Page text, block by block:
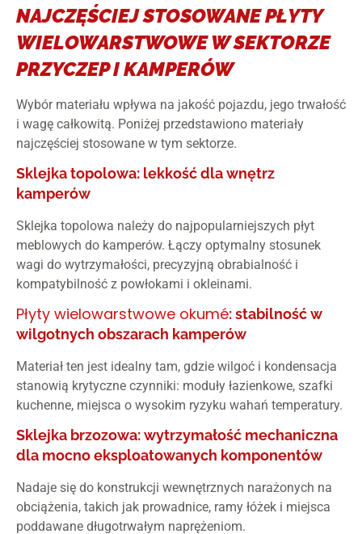
NAJCZĘŚCIEJ STOSOWANE PŁYTY
WIELOWARSTWOWE W SEKTORZE
PRZYCZEP I KAMPERÓW
Wybór materiału wpływa na jakość pojazdu, jego trwałość
i wagę całkowitą. Poniżej przedstawiono materiały
najczęściej stosowane w tym sektorze.
Sklejka topolowa: lekkość dla wnętrz
kamperów
Sklejka topolowa należy do najpopularniejszych płyt
meblowych do kamperów. Łączy optymalny stosunek
wagi do wytrzymałości, precyzyjną obrabialność i
kompatybilność z powłokami i okleinami.
Płyty wielowarstwowe okumé: stabilność w
wilgotnych obszarach kamperów
Materiał ten jest idealny tam, gdzie wilgoć i kondensacja
stanowią krytyczne czynniki: moduły łazienkowe, szafki
kuchenne, miejsca o wysokim ryzyku wahań temperatury.
Sklejka brzozowa: wytrzymałość mechaniczna
dla mocno eksploatowanych komponentów
Nadaje się do konstrukcji wewnętrznych narażonych na
obciążenia, takich jak prowadnice, ramy łóżek i miejsca
poddawane długotrwałym naprężeniom.